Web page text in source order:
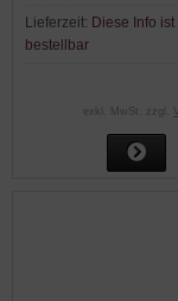
Lieferzeit: Diese Info ist
bestellbar
exkl. MwSt. zzgl.